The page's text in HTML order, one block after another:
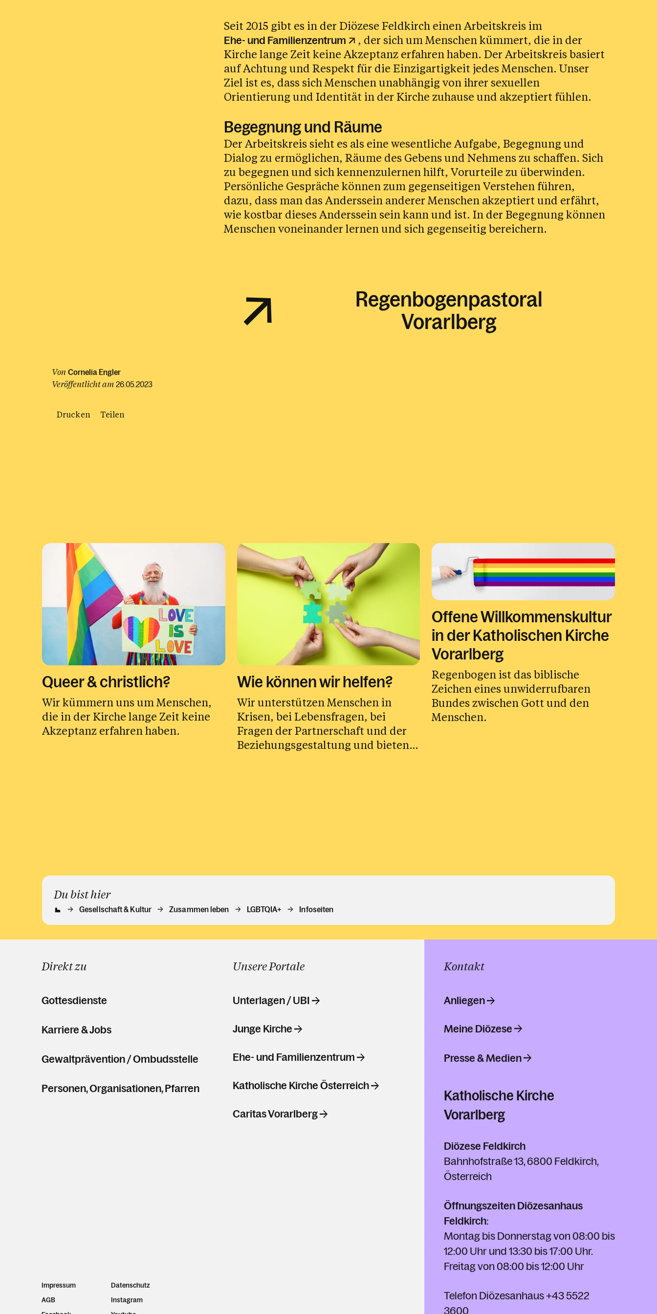
Seit 2015 gibt es in der Diözese Feldkirch einen Arbeitskreis im
Ehe- und Familienzentrum
, der sich um Menschen kümmert, die in der
Kirche lange Zeit keine Akzeptanz erfahren haben. Der Arbeitskreis basiert
auf Achtung und Respekt für die Einzigartigkeit jedes Menschen. Unser
Ziel ist es, dass sich Menschen unabhängig von ihrer sexuellen
Orientierung und Identität in der Kirche zuhause und akzeptiert fühlen.
Begegnung und Räume
Der Arbeitskreis sieht es als eine wesentliche Aufgabe, Begegnung und
Dialog zu ermöglichen, Räume des Gebens und Nehmens zu schaffen. Sich
zu begegnen und sich kennenzulernen hilft, Vorurteile zu überwinden.
Persönliche Gespräche können zum gegenseitigen Verstehen führen,
dazu, dass man das Anderssein anderer Menschen akzeptiert und erfährt,
wie kostbar dieses Anderssein sein kann und ist. In der Begegnung können
Menschen voneinander lernen und sich gegenseitig bereichern.
Regenbogenpastoral
Vorarlberg
Von Cornelia Engler
Veröffentlicht am 26.05.2023
Drucken Teilen
Queer & christlich?
Wir kümmern uns um Menschen,
die in der Kirche lange Zeit keine
Akzeptanz erfahren haben.
Wie können wir helfen?
Wir unterstützen Menschen in
Krisen, bei Lebensfragen, bei
Fragen der Partnerschaft und der
Beziehungsgestaltung und bieten
Offene Willkommenskultur
in der Katholischen Kirche
Vorarlberg
Regenbogen ist das biblische
Zeichen eines unwiderrufbaren
Bundes zwischen Gott und den
Menschen.
Du bist hier
Gesellschaft & Kultur Zusammen leben LGBTQIA+ Infoseiten
Direkt zu
Gottesdienste
Karriere & Jobs
Gewaltprävention / Ombudsstelle
Personen, Organisationen, Pfarren
Unsere Portale
Unterlagen / UBI
Junge Kirche
Ehe- und Familienzentrum
Katholische Kirche Österreich
Caritas Vorarlberg
Kontakt
Anliegen
Meine Diözese
Presse & Medien
Katholische Kirche
Vorarlberg
Diözese Feldkirch
Bahnhofstraße 13, 6800 Feldkirch,
Österreich
Öffnungszeiten Diözesanhaus
Feldkirch:
Montag bis Donnerstag von 08:00 bis
12:00 Uhr und 13:30 bis 17:00 Uhr.
Freitag von 08:00 bis 12:00 Uhr
Telefon Diözesanhaus +43 5522
3600
Impressum
Datenschutz
AGB
Instagram